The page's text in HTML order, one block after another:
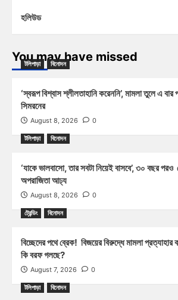
হলিউড
You may have missed
টলিপাড়া বিনোদন
‘স্বরূপ বিশ্বাস শ্লীলতাহানি করেননি’, মামলা তুলে এ বার
সিমরনের
August 8, 2026 0
টলিপাড়া বিনোদন
‘যাকে ভালবাসো, তার সবটা নিয়েই বাসবে’, ৩০ বছর পরও
অপরাজিতা আঢ্য
August 8, 2026 0
ট্রেন্ডিং বিনোদন
বিচ্ছেদের পথে ব্রেক! বিজয়ের বিরুদ্ধে মামলা প্রত্যাহার
কি বরফ গলছে?
August 7, 2026 0
টলিপাড়া বিনোদন